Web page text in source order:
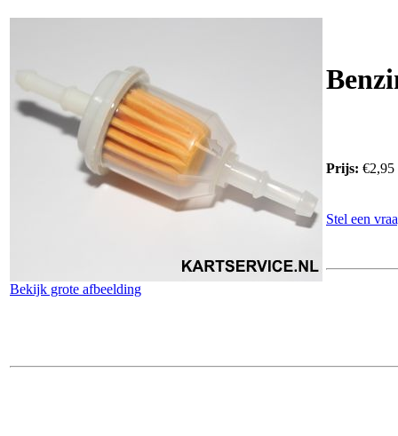
Bekijk grote afbeelding
Prijs: €2,95
Stel een